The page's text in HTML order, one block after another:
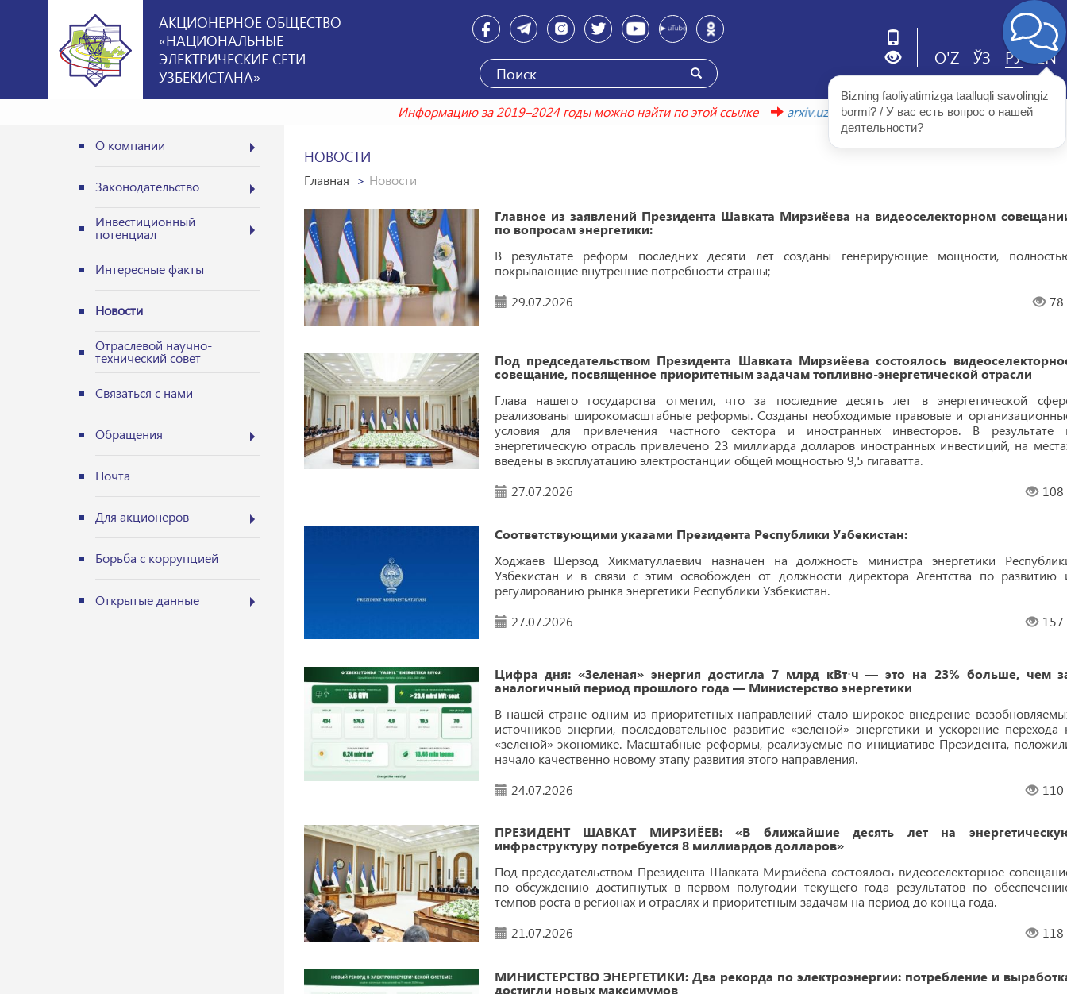
АКЦИОНЕРНОЕ ОБЩЕСТВО
«НАЦИОНАЛЬНЫЕ
ЭЛЕКТРИЧЕСКИЕ СЕТИ
УЗБЕКИСТАНА»
O'Z ЎЗ РУ EN
Информацию за 2019–2024 годы можно найти по этой ссылке
arxiv.uzbekistonmet.uz
О компании
Законодательство
Инвестиционный
потенциал
Интересные факты
Новости
Отраслевой научно-
технический совет
Связаться с нами
Обращения
Почта
Для акционеров
Борьба с коррупцией
Открытые данные
НОВОСТИ
Главная Новости
Главное из заявлений Президента Шавката Мирзиёева на видеоселекторном
по вопросам энергетики:
В результате реформ последних десяти лет созданы генерирующие мощности,
покрывающие внутренние потребности страны;
29.07.2026
78
Под председательством Президента Шавката Мирзиёева состоялось
совещание, посвященное приоритетным задачам топливно-энергетической отрасли
Глава нашего государства отметил, что за последние десять лет в энергетической
реализованы широкомасштабные реформы. Созданы необходимые правовые и
условия для привлечения частного сектора и иностранных инвесторов. В результате
энергетическую отрасль привлечено 23 миллиарда долларов иностранных инвестиций, на
введены в эксплуатацию электростанции общей мощностью 9,5 гигаватта.
27.07.2026
108
Соответствующими указами Президента Республики Узбекистан:
Ходжаев Шерзод Хикматуллаевич назначен на должность министра энергетики
Узбекистан и в связи с этим освобожден от должности директора Агентства по развитию
регулированию рынка энергетики Республики Узбекистан.
27.07.2026
157
Цифра дня: «Зеленая» энергия достигла 7 млрд кВт⋅ч — это на 23% больше, чем
аналогичный период прошлого года — Министерство энергетики
В нашей стране одним из приоритетных направлений стало широкое внедрение
источников энергии, последовательное развитие «зеленой» энергетики и ускорение перехода
«зеленой» экономике. Масштабные реформы, реализуемые по инициативе Президента,
начало качественно новому этапу развития этого направления.
24.07.2026
110
ПРЕЗИДЕНТ ШАВКАТ МИРЗИЁЕВ: «В ближайшие десять лет на
инфраструктуру потребуется 8 миллиардов долларов»
Под председательством Президента Шавката Мирзиёева состоялось видеоселекторное
по обсуждению достигнутых в первом полугодии текущего года результатов по
темпов роста в регионах и отраслях и приоритетным задачам на период до конца года.
21.07.2026
118
МИНИСТЕРСТВО ЭНЕРГЕТИКИ: Два рекорда по электроэнергии: потребление и
достигли новых максимумов
Bizning faoliyatimizga taalluqli savolingiz
bormi? / У вас есть вопрос о нашей
деятельности?